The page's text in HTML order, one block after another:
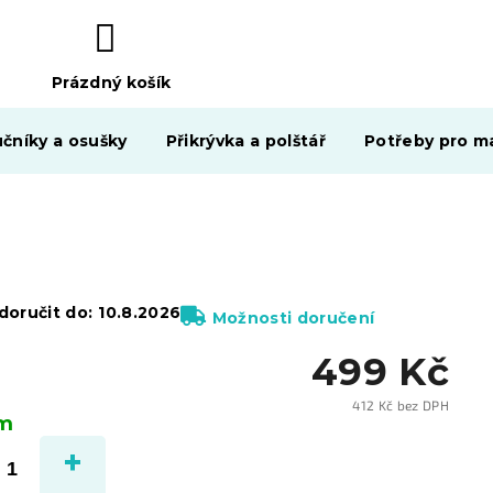
NÁKUPNÍ
KOŠÍK
Prázdný košík
a osušky Přikrývka a polštář Potřeby pro
499 Kč
412 Kč bez DPH
do: 10.8.2026 Možnosti doručení